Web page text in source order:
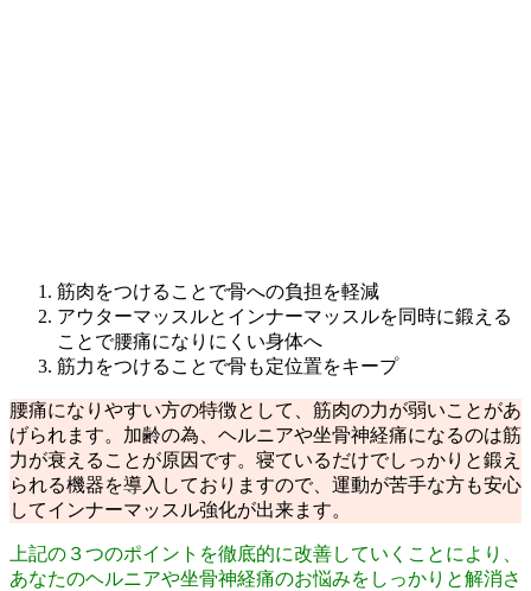
筋肉をつけることで骨への負担を軽減
アウターマッスルとインナーマッスルを同時に鍛える
ことで腰痛になりにくい身体へ
筋力をつけることで骨も定位置をキープ
腰痛になりやすい方の特徴として、筋肉の力が弱いことがあ
げられます。加齢の為、ヘルニアや坐骨神経痛になるのは筋
力が衰えることが原因です。寝ているだけでしっかりと鍛え
られる機器を導入しておりますので、運動が苦手な方も安心
してインナーマッスル強化が出来ます。
上記の３つのポイントを徹底的に改善していくことにより、
あなたのヘルニアや坐骨神経痛のお悩みをしっかりと解消さ